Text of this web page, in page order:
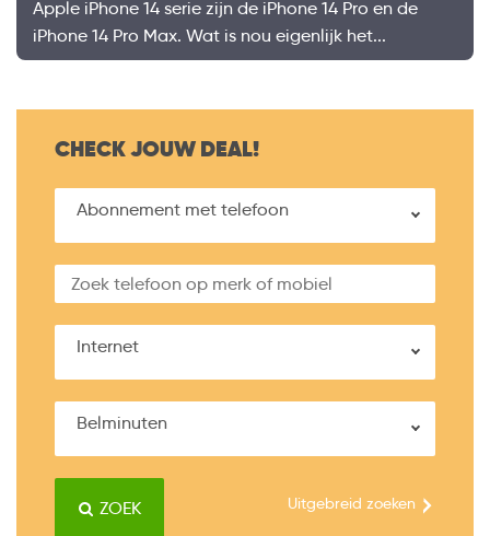
Apple iPhone 14 serie zijn de iPhone 14 Pro en de
iPhone 14 Pro Max. Wat is nou eigenlijk het...
CHECK JOUW DEAL!
Abonnement met telefoon
Internet
Belminuten
ZOEK Uitgebreid zoeken